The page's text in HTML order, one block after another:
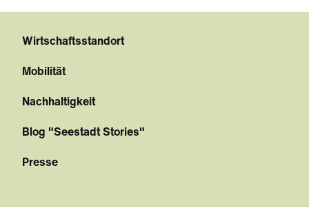
Wirtschaftsstandort
Mobilität
Nachhaltigkeit
Blog "Seestadt Stories"
Presse